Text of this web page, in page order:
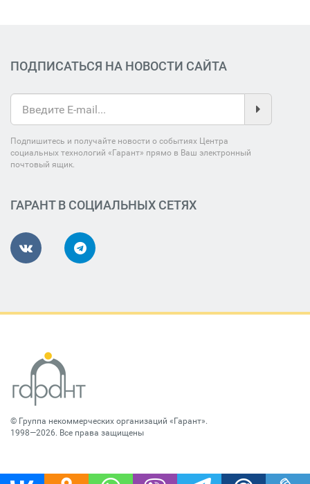
ПОДПИСАТЬСЯ НА НОВОСТИ САЙТА
Подпишитесь и получайте новости о событиях Центра
социальных технологий «Гарант» прямо в Ваш электронный
почтовый ящик.
ГАРАНТ В СОЦИАЛЬНЫХ СЕТЯХ
© Группа некоммерческих организаций «Гарант».
1998—2026. Все права защищены